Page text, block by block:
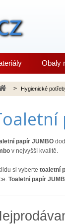
Obaly
> Hygienické
papír JUMBO
v nejvyšší kvalitě.
si vyberte toaletní
Toaletní papír